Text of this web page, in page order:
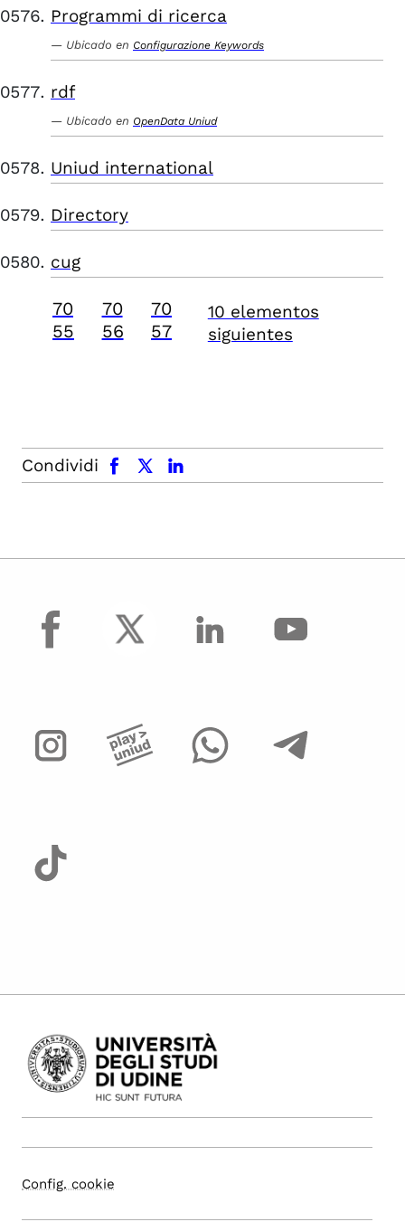
Programmi di ricerca
Ubicado en Configurazione Keywords
rdf
Ubicado en OpenData Uniud
Uniud international
Directory
cug
70
55
70
56
70
57
10 elementos
siguientes
Condividi
facebook x.com linkedin
facebook
Config. cookie